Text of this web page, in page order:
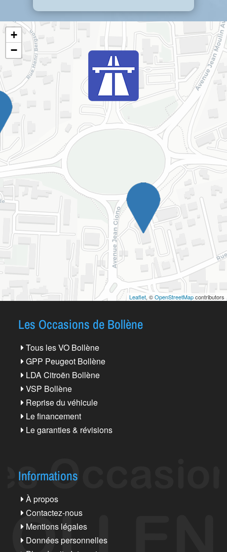
+
−
Leaflet, ©OpenStreetMapcontributors
Les Occasions de Bollène
Tous les VO Bollène
GPP Peugeot Bollène
LDA Citroën Bollène
VSP Bollène
Reprise du véhicule
Le financement
Le garanties & révisions
Informations
À propos
Contactez-nous
Mentions légales
Données personnelles